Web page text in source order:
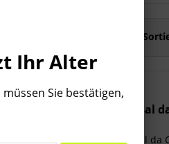
2022 Casal
2022 Casal da
Ihr Alter
Sie bestätigen,